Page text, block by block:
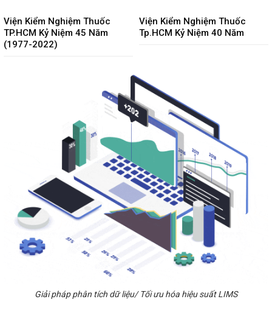
Viện Kiểm Nghiệm Thuốc
TP.HCM Kỷ Niệm 45 Năm
(1977-2022)
Viện Kiểm Nghiệm Thuốc
Tp.HCM Kỷ Niệm 40 Năm
Giải pháp phân tích dữ liệu/ Tối ưu hóa hiệu suất LIMS